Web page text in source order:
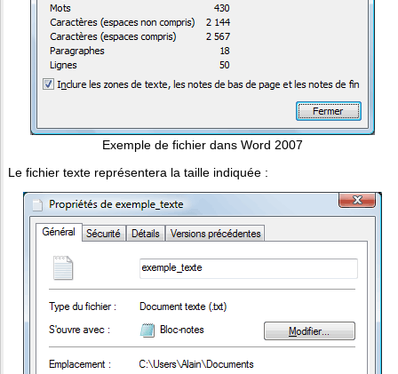
Exemple de fichier dans Word 2007
Le fichier texte représentera la taille indiquée :